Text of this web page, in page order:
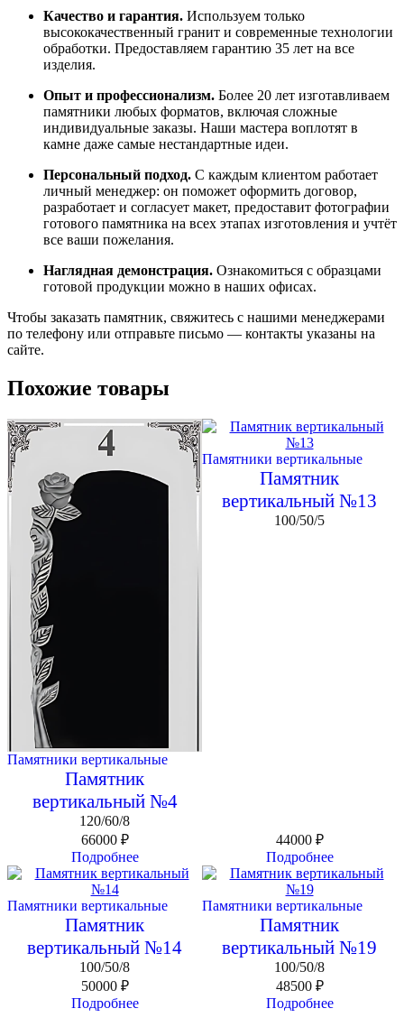
Качество и гарантия. Используем только
высококачественный гранит и современные технологии
обработки. Предоставляем гарантию 35 лет на все
изделия.
Опыт и профессионализм. Более 20 лет изготавливаем
памятники любых форматов, включая сложные
индивидуальные заказы. Наши мастера воплотят в
камне даже самые нестандартные идеи.
Персональный подход. С каждым клиентом работает
личный менеджер: он поможет оформить договор,
разработает и согласует макет, предоставит фотографии
готового памятника на всех этапах изготовления и учтёт
все ваши пожелания.
Наглядная демонстрация. Ознакомиться с образцами
готовой продукции можно в наших офисах.
Чтобы заказать памятник, свяжитесь с нашими менеджерами
по телефону или отправьте письмо — контакты указаны на
сайте.
Похожие товары
Памятники вертикальные
Памятник
вертикальный №4
120/60/8
66000 ₽
Подробнее
Памятники вертикальные
Памятник
вертикальный №13
100/50/5
44000 ₽
Подробнее
Памятники вертикальные
Памятник
вертикальный №14
100/50/8
50000 ₽
Подробнее
Памятники вертикальные
Памятник
вертикальный №19
100/50/8
48500 ₽
Подробнее